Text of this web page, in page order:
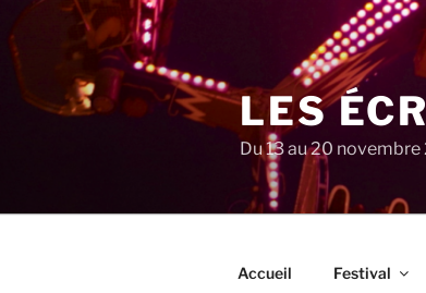
au
contenu
principal
LES
Du 13 au 20
Accueil Festival